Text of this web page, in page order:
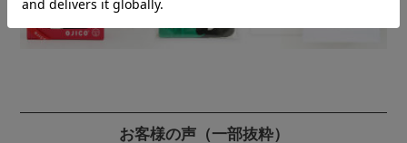
お客様の声（一部抜粋）